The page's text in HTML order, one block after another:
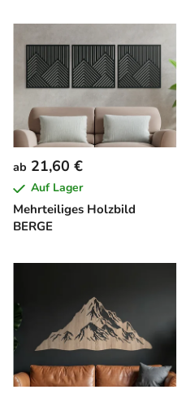
Mehrteiliges Holzbild
BERGE
ab 21,60 €
Auf Lager